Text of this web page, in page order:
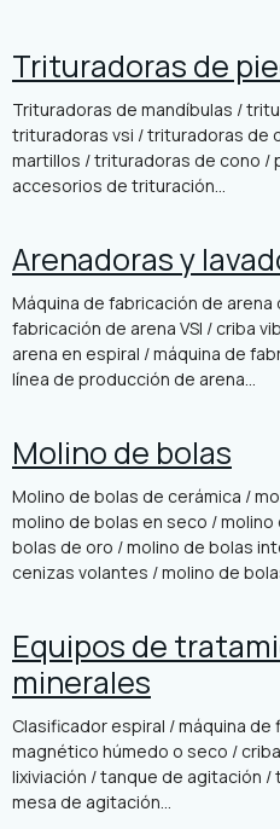
Trituradoras de
Trituradoras de mandíbulas /
trituradoras vsi / trituradoras de
martillos / trituradoras de cono /
accesorios de trituración...
Arenadoras y
Máquina de fabricación de
fabricación de arena VSI / criba
arena en espiral / máquina de
línea de producción de arena...
Molino de bolas
Molino de bolas de cerámica /
molino de bolas en seco /
bolas de oro / molino de bolas
cenizas volantes / molino de
Equipos de
minerales
Clasificador espiral / máquina
magnético húmedo o seco /
lixiviación / tanque de agitación
mesa de agitación...